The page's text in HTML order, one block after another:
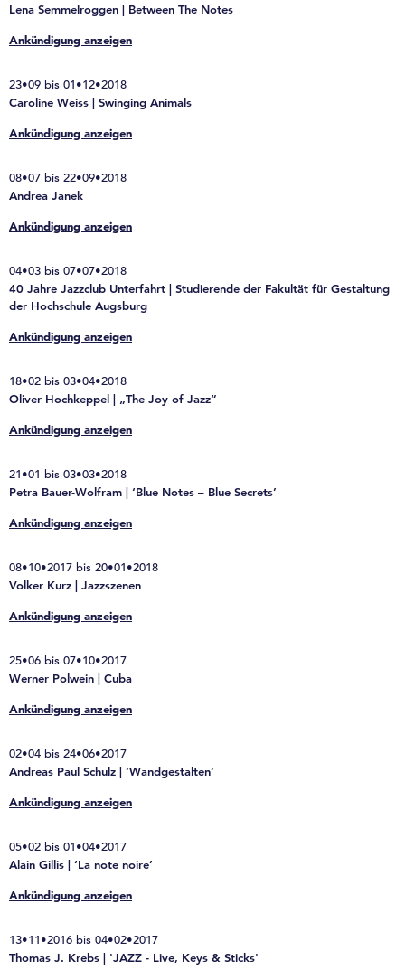
Lena Semmelroggen | Between The Notes
Ankündigung anzeigen
23•09 bis 01•12•2018
Caroline Weiss | Swinging Animals
Ankündigung anzeigen
08•07 bis 22•09•2018
Andrea Janek
Ankündigung anzeigen
04•03 bis 07•07•2018
40 Jahre Jazzclub Unterfahrt | Studierende der Fakultät für Gestaltung
der Hochschule Augsburg
Ankündigung anzeigen
18•02 bis 03•04•2018
Oliver Hochkeppel | „The Joy of Jazz“
Ankündigung anzeigen
21•01 bis 03•03•2018
Petra Bauer-Wolfram | ‘Blue Notes – Blue Secrets’
Ankündigung anzeigen
08•10•2017 bis 20•01•2018
Volker Kurz | Jazzszenen
Ankündigung anzeigen
25•06 bis 07•10•2017
Werner Polwein | Cuba
Ankündigung anzeigen
02•04 bis 24•06•2017
Andreas Paul Schulz | ‘Wandgestalten’
Ankündigung anzeigen
05•02 bis 01•04•2017
Alain Gillis | ‘La note noire’
Ankündigung anzeigen
13•11•2016 bis 04•02•2017
Thomas J. Krebs | 'JAZZ - Live, Keys & Sticks'